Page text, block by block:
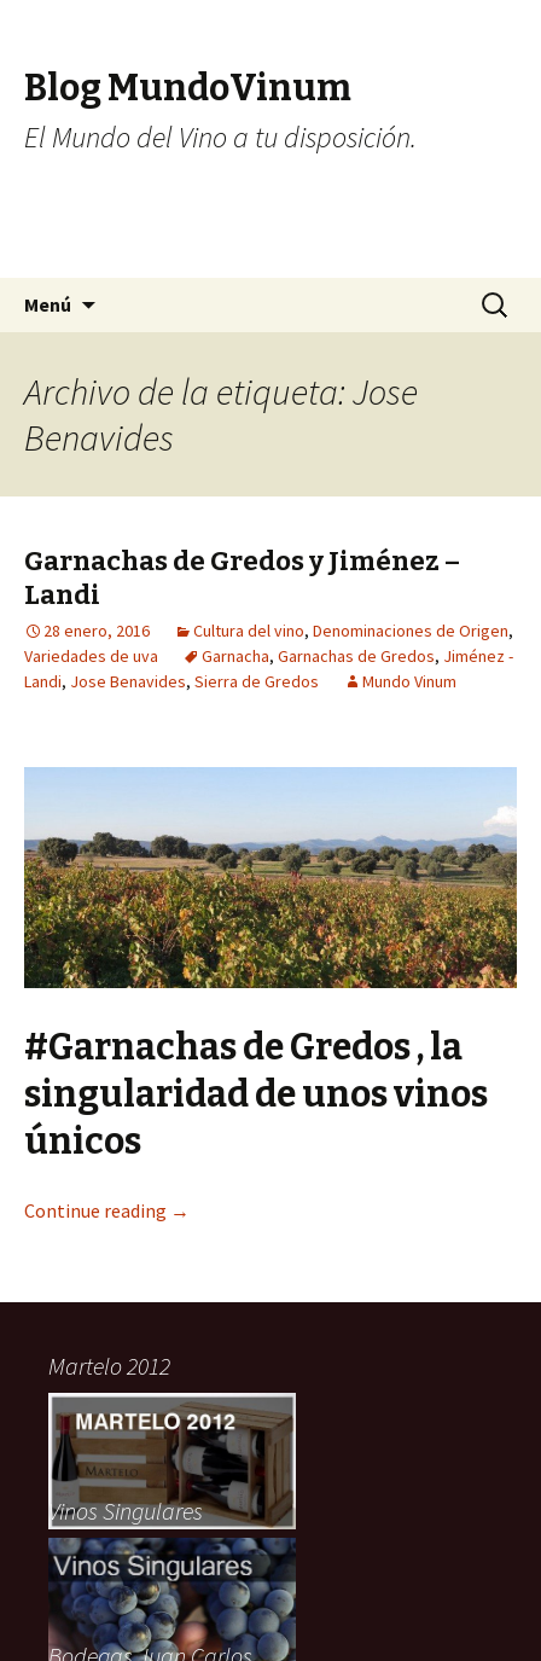
Blog MundoVinum
El Mundo del Vino a tu disposición.
Menú Buscar:
Archivo de la etiqueta: Jose
Benavides
Garnachas de Gredos y Jiménez –
Landi
28 enero, 2016 Cultura del vino, Denominaciones de Origen,
Variedades de uva
Garnacha, Garnachas de Gredos, Jiménez -
Landi, Jose Benavides, Sierra de Gredos Mundo Vinum
#Garnachas de Gredos , la
singularidad de unos vinos
únicos
Continue reading →
Martelo 2012
Vinos Singulares